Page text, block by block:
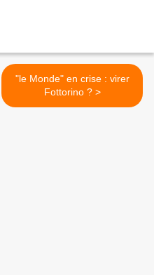
"le Monde" en crise : virer
Fottorino ? >